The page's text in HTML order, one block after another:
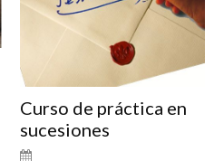
Curso de práctica en
sucesiones